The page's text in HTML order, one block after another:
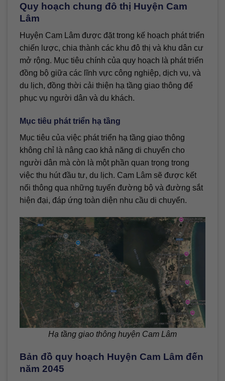
Quy hoạch chung đô thị Huyện Cam
Lâm
Huyện Cam Lâm được đặt trong kế hoạch phát triển
chiến lược, chia thành các khu đô thị và khu dân cư
mở rộng. Mục tiêu chính của quy hoạch là phát triển
đồng bộ giữa các lĩnh vực công nghiệp, dịch vụ, và
du lịch, đồng thời cải thiện hạ tầng giao thông để
phục vụ người dân và du khách.
Mục tiêu phát triển hạ tầng
Mục tiêu của việc phát triển hạ tầng giao thông
không chỉ là nâng cao khả năng di chuyển cho
người dân mà còn là một phần quan trọng trong
việc thu hút đầu tư, du lịch. Cam Lâm sẽ được kết
nối thông qua những tuyến đường bộ và đường sắt
hiện đại, đáp ứng toàn diện nhu cầu di chuyển.
Hạ tầng giao thông huyện Cam Lâm
Bản đồ quy hoạch Huyện Cam Lâm đến
năm 2045